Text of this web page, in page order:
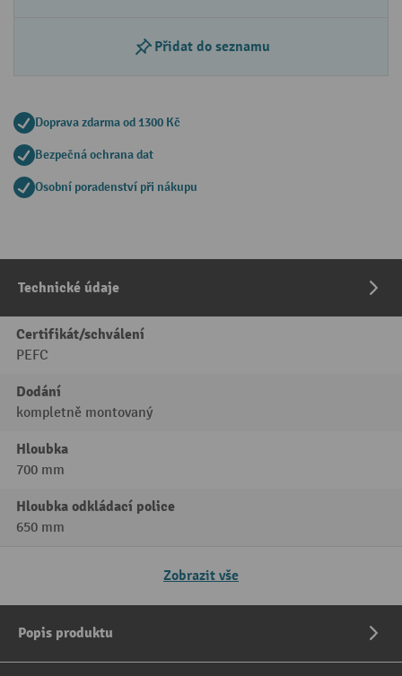
Přidat do seznamu
Doprava zdarma od 1300 Kč
Bezpečná ochrana dat
Osobní poradenství při nákupu
Technické údaje
Certifikát/schválení
PEFC
Dodání
kompletně montovaný
Hloubka
700 mm
Hloubka odkládací police
650 mm
Zobrazit vše
Popis produktu